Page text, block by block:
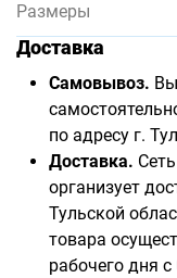
Размеры
Доставка
Самовывоз.
по адресу г.
Доставка.
организует
Тульской
товара
рабочего дня